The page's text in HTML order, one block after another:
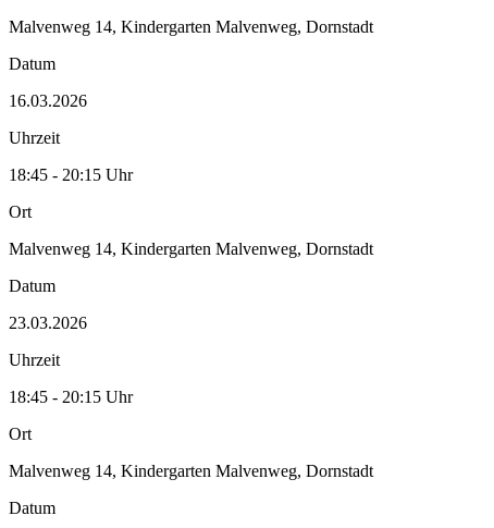
Malvenweg 14, Kindergarten Malvenweg, Dornstadt
Datum
16.03.2026
Uhrzeit
18:45 - 20:15 Uhr
Ort
Malvenweg 14, Kindergarten Malvenweg, Dornstadt
Datum
23.03.2026
Uhrzeit
18:45 - 20:15 Uhr
Ort
Malvenweg 14, Kindergarten Malvenweg, Dornstadt
Datum